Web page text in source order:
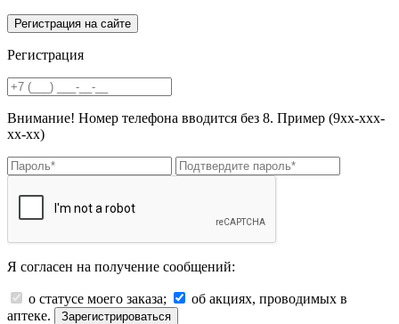
Регистрация
Внимание! Номер телефона вводится без 8. Пример (9хх-ххх-
хх-хх)
Я согласен на получение сообщений:
о статусе моего заказа;
об акциях, проводимых в
аптеке.
Зарегистрироваться